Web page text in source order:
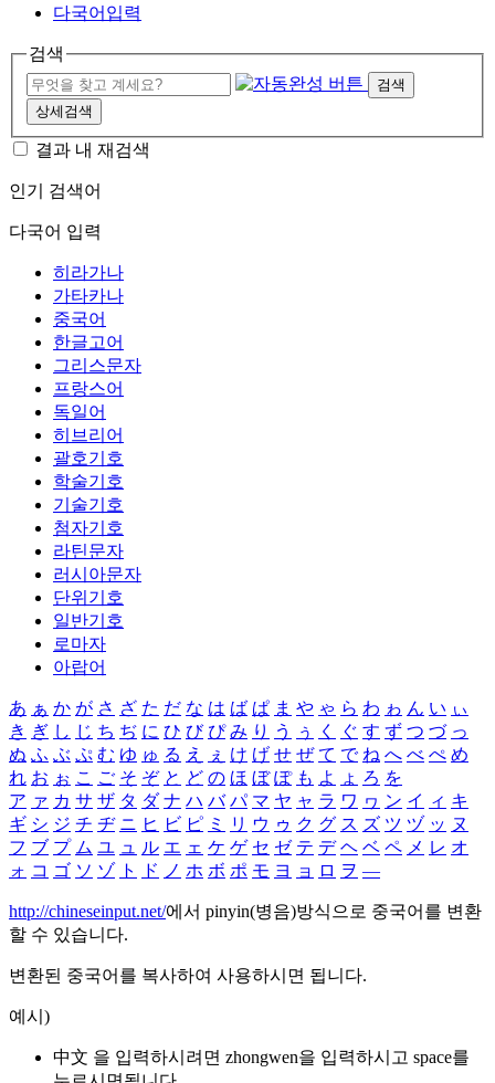
다국어입력
검색
검색
상세검색
결과 내 재검색
인기 검색어
다국어 입력
히라가나
가타카나
중국어
한글고어
그리스문자
프랑스어
독일어
히브리어
괄호기호
학술기호
기술기호
첨자기호
라틴문자
러시아문자
단위기호
일반기호
로마자
아랍어
あ ぁ か が さ ざ た だ な は ば ぱ ま や ゃ ら わ ゎ ん い ぃ
き ぎ し じ ち ぢ に ひ び ぴ み り う ぅ く ぐ す ず つ づ っ
ぬ ふ ぶ ぷ む ゆ ゅ る え ぇ け げ せ ぜ て で ね へ べ ぺ め
れ お ぉ こ ご そ ぞ と ど の ほ ぼ ぽ も よ ょ ろ を
ア ァ カ サ ザ タ ダ ナ ハ バ パ マ ヤ ャ ラ ワ ヮ ン イ ィ キ
ギ シ ジ チ ヂ ニ ヒ ビ ピ ミ リ ウ ゥ ク グ ス ズ ツ ヅ ッ ヌ
フ ブ プ ム ユ ュ ル エ ェ ケ ゲ セ ゼ テ デ ヘ ベ ペ メ レ オ
ォ コ ゴ ソ ゾ ト ド ノ ホ ボ ポ モ ヨ ョ ロ ヲ ―
http://chineseinput.net/에서 pinyin(병음)방식으로 중국어를 변환
할 수 있습니다.
변환된 중국어를 복사하여 사용하시면 됩니다.
예시)
中文 을 입력하시려면 zhongwen을 입력하시고 space를